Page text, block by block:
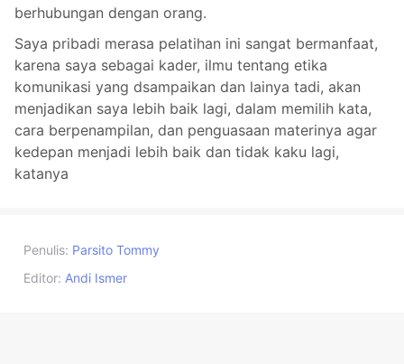
berhubungan dengan orang.
Saya pribadi merasa pelatihan ini sangat bermanfaat,
karena saya sebagai kader, ilmu tentang etika
komunikasi yang dsampaikan dan lainya tadi, akan
menjadikan saya lebih baik lagi, dalam memilih kata,
cara berpenampilan, dan penguasaan materinya agar
kedepan menjadi lebih baik dan tidak kaku lagi,
katanya
Penulis: Parsito Tommy
Editor: Andi Ismer